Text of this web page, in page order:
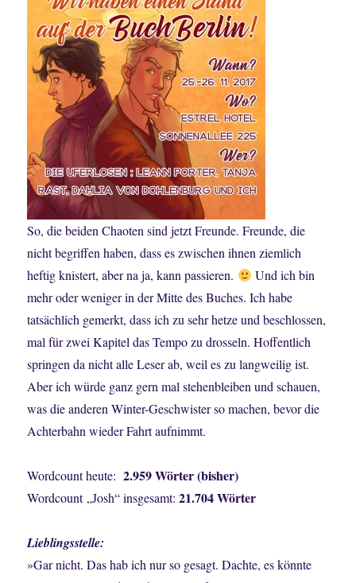
So, die beiden Chaoten sind jetzt Freunde. Freunde, die
nicht begriffen haben, dass es zwischen ihnen ziemlich
heftig knistert, aber na ja, kann passieren.
Und ich bin
mehr oder weniger in der Mitte des Buches. Ich habe
tatsächlich gemerkt, dass ich zu sehr hetze und beschlossen,
mal für zwei Kapitel das Tempo zu drosseln. Hoffentlich
springen da nicht alle Leser ab, weil es zu langweilig ist.
Aber ich würde ganz gern mal stehenbleiben und schauen,
was die anderen Winter-Geschwister so machen, bevor die
Achterbahn wieder Fahrt aufnimmt.
Wordcount heute: 2.959Wörter (bisher)
Wordcount „Josh“ insgesamt:21.704Wörter
Lieblingsstelle:
»Gar nicht. Das hab ich nur so gesagt. Dachte, es könnte